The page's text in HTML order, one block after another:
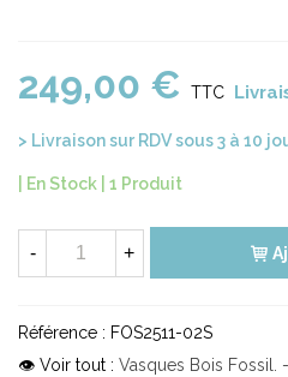
249,00 € TTC
> Livraison sur RDV sous 3 à 10
| En Stock | 1 Produit
- +
Référence : FOS2511-02S
👁 Voir tout : Vasques Bois Fossil.